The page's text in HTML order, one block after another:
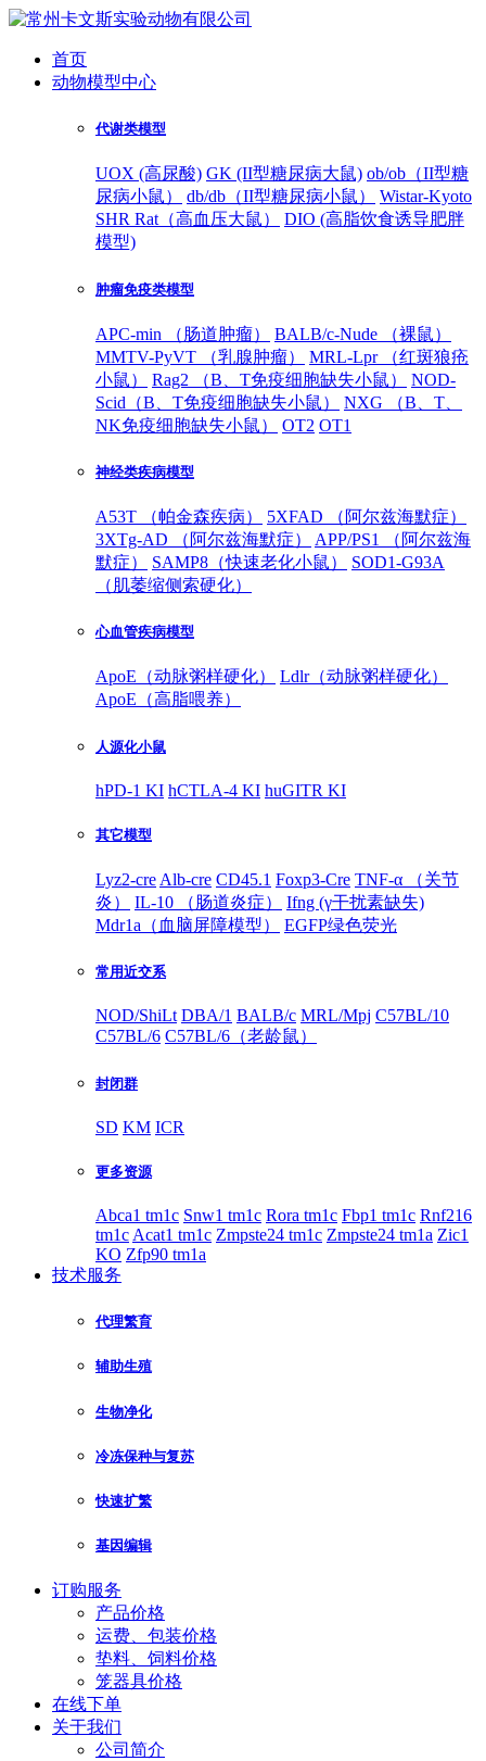
首页
动物模型中心
代谢类模型
UOX (高尿酸) GK (II型糖尿病大鼠) ob/ob（II型糖
尿病小鼠）
db/db（II型糖尿病小鼠）
Wistar-Kyoto
SHR Rat（高血压大鼠）
DIO (高脂饮食诱导肥胖
模型)
肿瘤免疫类模型
APC-min （肠道肿瘤）
BALB/c-Nude （裸鼠）
MMTV-PyVT （乳腺肿瘤）
MRL-Lpr （红斑狼疮
小鼠）
Rag2 （B、T免疫细胞缺失小鼠）
NOD-
Scid（B、T免疫细胞缺失小鼠）
NXG （B、T、
NK免疫细胞缺失小鼠）
OT2 OT1
神经类疾病模型
A53T （帕金森疾病）
5XFAD （阿尔兹海默症）
3XTg-AD （阿尔兹海默症）
APP/PS1 （阿尔兹海
默症）
SAMP8（快速老化小鼠）
SOD1-G93A
（肌萎缩侧索硬化）
心血管疾病模型
ApoE（动脉粥样硬化）
Ldlr（动脉粥样硬化）
ApoE（高脂喂养）
人源化小鼠
hPD-1 KI hCTLA-4 KI huGITR KI
其它模型
Lyz2-cre Alb-cre CD45.1 Foxp3-Cre TNF-α （关节
炎）
IL-10 （肠道炎症）
Ifng (γ干扰素缺失)
Mdr1a（血脑屏障模型）
EGFP绿色荧光
常用近交系
NOD/ShiLt DBA/1 BALB/c MRL/Mpj C57BL/10
C57BL/6 C57BL/6（老龄鼠）
封闭群
SD KM ICR
更多资源
Abca1 tm1c Snw1 tm1c Rora tm1c Fbp1 tm1c Rnf216
tm1c Acat1 tm1c Zmpste24 tm1c Zmpste24 tm1a Zic1
KO Zfp90 tm1a
技术服务
代理繁育
辅助生殖
生物净化
冷冻保种与复苏
快速扩繁
基因编辑
订购服务
产品价格
运费、包装价格
垫料、饲料价格
笼器具价格
在线下单
关于我们
公司简介